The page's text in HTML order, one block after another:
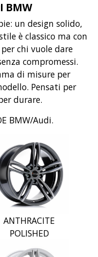
BMW
un design solido,
è classico ma con
chi vuole dare
compromessi.
di misure per
Pensati per
durare.
BMW/Audi.
ANTHRACITE
POLISHED